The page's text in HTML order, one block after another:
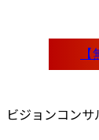
ビジョンコン